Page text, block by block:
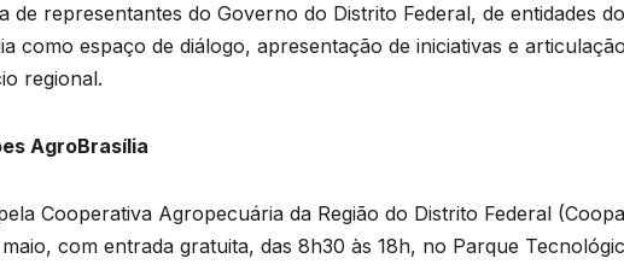
de representantes do Governo do Distrito Federal, de entidades
como espaço de diálogo, apresentação de iniciativas e
regional.
AgroBrasília
Cooperativa Agropecuária da Região do Distrito Federal
com entrada gratuita, das 8h30 às 18h, no Parque